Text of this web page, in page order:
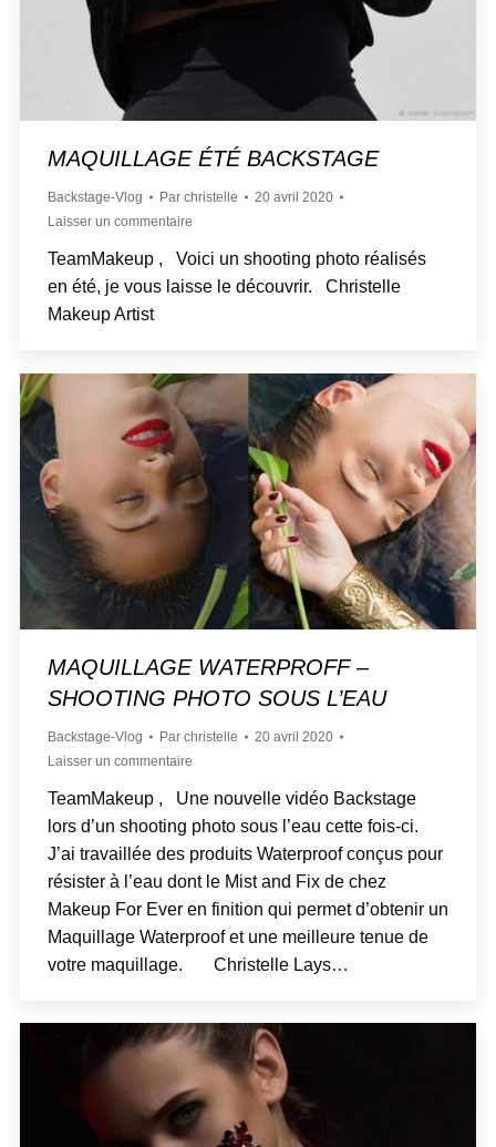
MAQUILLAGE ÉTÉ BACKSTAGE
Backstage-Vlog Par christelle
20 avril 2020
Laisser un commentaire
TeamMakeup , Voici un shooting photo réalisés
en été, je vous laisse le découvrir. Christelle
Makeup Artist
MAQUILLAGE WATERPROFF –
SHOOTING PHOTO SOUS L’EAU
Backstage-Vlog Par christelle
20 avril 2020
Laisser un commentaire
TeamMakeup , Une nouvelle vidéo Backstage
lors d’un shooting photo sous l’eau cette fois-ci.
J’ai travaillée des produits Waterproof conçus pour
résister à l’eau dont le Mist and Fix de chez
Makeup For Ever en finition qui permet d’obtenir un
Maquillage Waterproof et une meilleure tenue de
votre maquillage. Christelle Lays…